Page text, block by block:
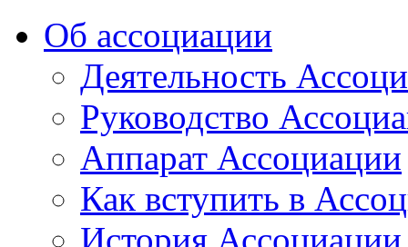
Об ассоциации
Деятельность
Руководство
Аппарат Ассоциации
Как вступить в